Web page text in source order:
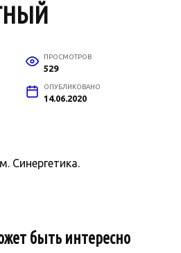
ПРОСМОТРОВ
529
ОПУБЛИКОВАНО
14.06.2020
быть интересно